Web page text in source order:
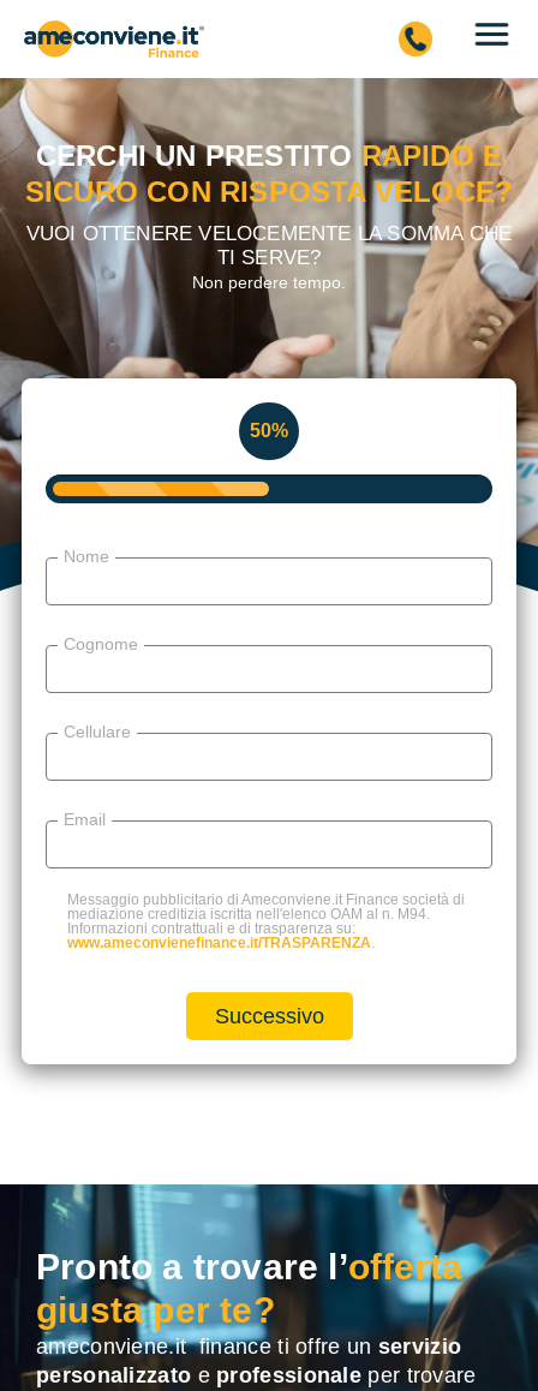
CERCHI UN PRESTITO RAPIDO E
SICURO CON RISPOSTA VELOCE?
VUOI OTTENERE VELOCEMENTE LA SOMMA CHE
TI SERVE?
Non perdere tempo.
%
Nome
Cognome
Cellulare
Email
Messaggio pubblicitario di Ameconviene.it Finance società di
mediazione creditizia iscritta nell'elenco OAM al n. M94.
Informazioni contrattuali e di trasparenza su:
www.ameconvienefinance.it/TRASPARENZA.
Successivo
Pronto a trovare l’offerta
giusta per te?
ameconviene.it finance ti offre un servizio
personalizzato e professionale per trovare